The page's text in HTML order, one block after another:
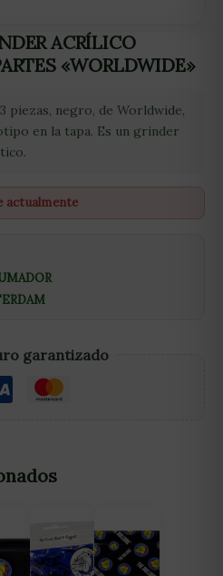
ACRÍLICO
«WORLDWIDE»
piezas, negro, de Worldwide,
en la tapa. Es un grinder
actualmente
garantizado